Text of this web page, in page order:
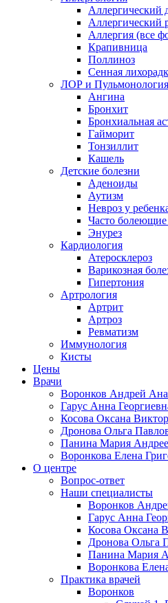
Аллергический
Аллергический
Аллергия (все
Крапивница
Поллиноз
Сенная
ЛОР и Пульмонология
Ангина
Бронхит
Бронхиальная
Гайморит
Тонзиллит
Кашель
Детские болезни
Аденоиды
Аутизм
Невроз у
Часто болеющие
Энурез
Кардиология
Атеросклероз
Варикозная
Гипертония
Артрология
Артрит
Артроз
Ревматизм
Иммунология
Кисты
Цены
Врачи
Воронков Андрей
Гарус Анна
Косова Оксана
Дронова Ольга
Панина Мария
Воронкова Елена
О центре
Вопрос-ответ
Наши специалисты
Воронков
Гарус Анна
Косова Оксана
Дронова Ольга
Панина Мария
Воронкова
Практика врачей
Воронков